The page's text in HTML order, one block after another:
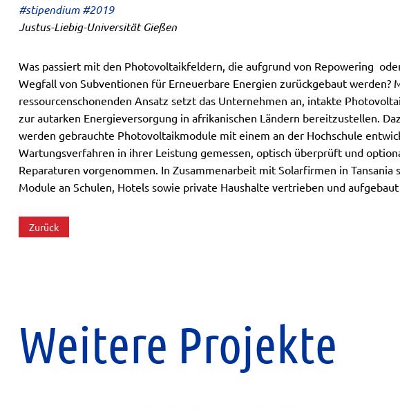
#stipendium #2019
Justus-Liebig-Universität Gießen
Was passiert mit den Photovoltaikfeldern, die aufgrund von Repowering
Wegfall von Subventionen für Erneuerbare Energien zurückgebaut werden?
ressourcenschonenden Ansatz setzt das Unternehmen an, intakte
zur autarken Energieversorgung in afrikanischen Ländern bereitzustellen.
werden gebrauchte Photovoltaikmodule mit einem an der Hochschule
Wartungsverfahren in ihrer Leistung gemessen, optisch überprüft und
Reparaturen vorgenommen. In Zusammenarbeit mit Solarfirmen in Tansania
Module an Schulen, Hotels sowie private Haushalte vertrieben und
Zurück
Weitere Projekte